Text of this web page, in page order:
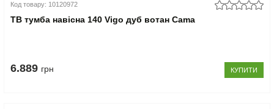
Код товару: 10120972
ТВ тумба навісна 140 Vigo дуб вотан Cama
6.889 грн КУПИТИ